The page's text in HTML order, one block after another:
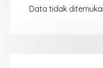
Data tidak